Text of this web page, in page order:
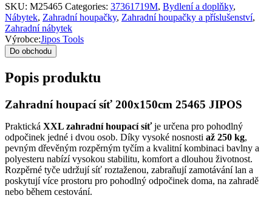
SKU: M25465 Categories: 37361719M, Bydlení a doplňky,
Nábytek, Zahradní houpačky, Zahradní houpačky a příslušenství,
Zahradní nábytek
Výrobce:Jipos Tools
Do obchodu
Popis produktu
Zahradní houpací síť 200x150cm 25465 JIPOS
Praktická XXL zahradní houpací síťje určena pro pohodlný
odpočinek jedné i dvou osob. Díky vysoké nosnosti až 250 kg,
pevným dřevěným rozpěrným tyčím a kvalitní kombinaci bavlny a
polyesteru nabízí vysokou stabilitu, komfort a dlouhou životnost.
Rozpěrné tyče udržují síť roztaženou, zabraňují zamotávání lan a
poskytují více prostoru pro pohodlný odpočinek doma, na zahradě
nebo během cestování.